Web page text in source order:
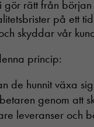
rätt från
på ett
skyddar vår
princip:
de hunnit växa
genom att
leveranser och
possible
during
visit. If
refuse